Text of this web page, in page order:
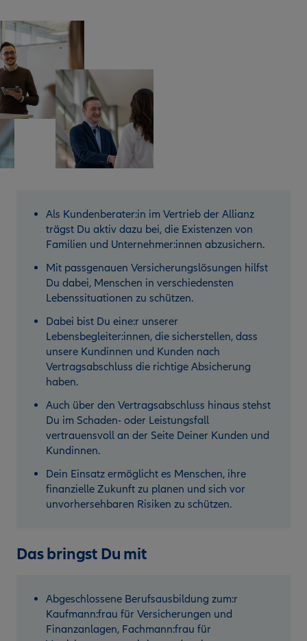
Als Kundenberater:in im Vertrieb der Allianz
trägst Du aktiv dazu bei, die Existenzen von
Familien und Unternehmer:innen abzusichern.
Mit passgenauen Versicherungslösungen hilfst
Du dabei, Menschen in verschiedensten
Lebenssituationen zu schützen.
Dabei bist Du eine:r unserer
Lebensbegleiter:innen, die sicherstellen, dass
unsere Kundinnen und Kunden nach
Vertragsabschluss die richtige Absicherung
haben.
Auch über den Vertragsabschluss hinaus stehst
Du im Schaden- oder Leistungsfall
vertrauensvoll an der Seite Deiner Kunden und
Kundinnen.
Dein Einsatz ermöglicht es Menschen, ihre
finanzielle Zukunft zu planen und sich vor
unvorhersehbaren Risiken zu schützen.
Das bringst Du mit
Abgeschlossene Berufsausbildung zum:r
Kaufmann:frau für Versicherungen und
Finanzanlagen, Fachmann:frau für